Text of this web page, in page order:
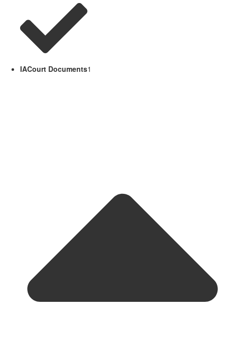
IACourt Documents1